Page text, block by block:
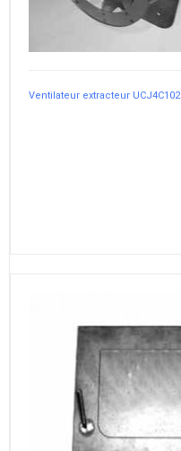
Ventilateur extracteur UCJ4C102